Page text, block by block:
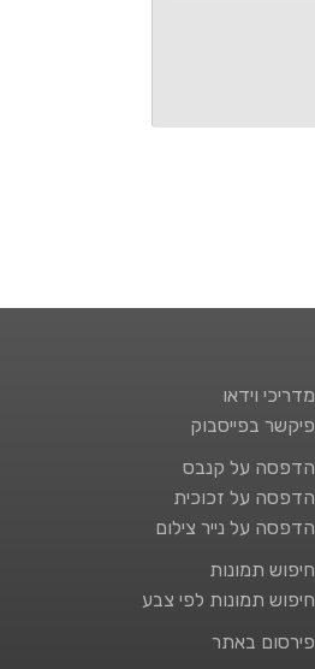
מדריכי וידאו
פיקשר בפייסבוק
הדפסה על קנבס
הדפסה על זכוכית
הדפסה על נייר צילום
חיפוש תמונות
חיפוש תמונות לפי צבע
פירסום באתר